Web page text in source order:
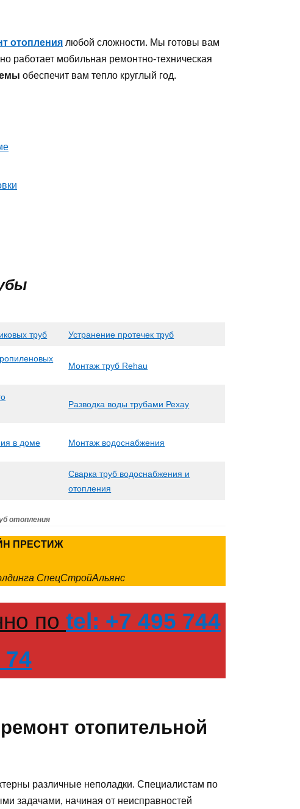
отопления любой сложности. Мы готовы вам
работает мобильная ремонтно-техническая
обеспечит вам тепло круглый год.
труб Устранение протечек труб
Монтаж труб Rehau
Разводка воды трубами Рехау
в доме Монтаж водоснабжения
Сварка труб водоснабжения и
отопления
отопления
ПРЕСТИЖ
СпецСтройАльянс
по tel: +7 495 744
74
отопительной
различные неполадки. Специалистам по
задачами, начиная от неисправностей